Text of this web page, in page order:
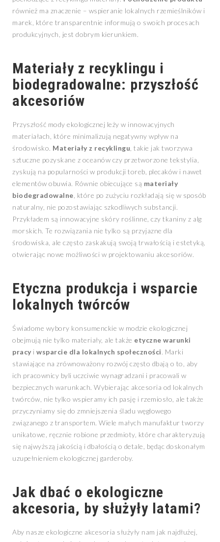
również ma znaczenie – wspieranie lokalnych rzemieślników i
marek, które transparentnie informują o swoich procesach
produkcyjnych, jest dobrym kierunkiem.
Materiały z recyklingu i
biodegradowalne: przyszłość
akcesoriów
Przyszłość mody ekologicznej leży w innowacyjnych
materiałach, które minimalizują negatywny wpływ na
środowisko. Materiały z recyklingu , takie jak tworzywa
sztuczne pozyskane z oceanów czy przetworzone tekstylia,
zyskują na popularności w produkcji toreb, plecaków i nawet
elementów obuwia. Równie obiecujące są materiały
biodegradowalne , które po zużyciu rozkładają się w sposób
naturalny, nie pozostawiając szkodliwych substancji.
Przykładem są innowacyjne skóry roślinne, czy tkaniny z alg
morskich. Te rozwiązania nie tylko są przyjazne dla
środowiska, ale często zaskakują swoją trwałością i estetyką,
otwierając nowe możliwości w projektowaniu akcesoriów.
Etyczna produkcja i wsparcie
lokalnych twórców
Świadome wybory konsumenckie w modzie ekologicznej
obejmują nie tylko materiały, ale także etyczne warunki
pracy i wsparcie dla lokalnych społeczności. Marki
stawiające na zrównoważony rozwój często dbają o to, aby
ich pracownicy byli uczciwie wynagradzani i pracowali w
bezpiecznych warunkach. Wybierając akcesoria od lokalnych
twórców, nie tylko wspieramy ich pasję i rzemiosło, ale także
przyczyniamy się do zmniejszenia śladu węglowego
związanego z transportem. Wiele małych manufaktur tworzy
unikatowe, ręcznie robione przedmioty, które charakteryzują
się najwyższą jakością i dbałością o detale, będąc doskonałym
uzupełnieniem ekologicznej garderoby.
Jak dbać o ekologiczne
akcesoria, by służyły latami?
Aby nasze ekologiczne akcesoria służyły nam jak najdłużej,